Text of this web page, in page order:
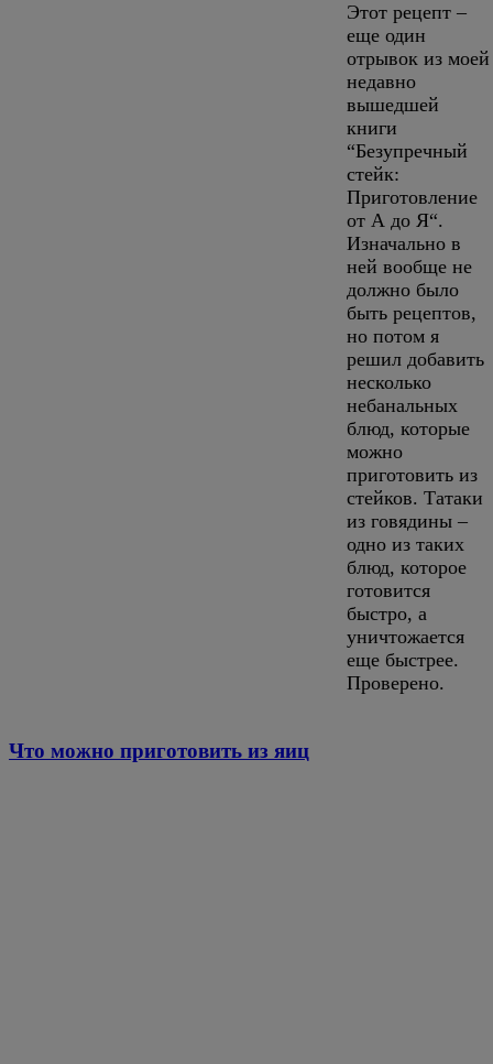
Этот рецепт –
еще один
отрывок из моей
недавно
вышедшей
книги
“Безупречный
стейк:
Приготовление
от А до Я“.
Изначально в
ней вообще не
должно было
быть рецептов,
но потом я
решил добавить
несколько
небанальных
блюд, которые
можно
приготовить из
стейков. Татаки
из говядины –
одно из таких
блюд, которое
готовится
быстро, а
уничтожается
еще быстрее.
Проверено.
Что можно приготовить из яиц